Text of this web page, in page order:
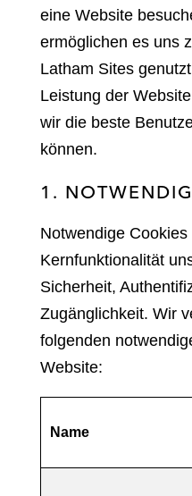
eine Website
ermöglichen es uns
Latham Sites
Leistung der
wir die beste
können.
1.
Notwendige
Kernfunktionalität
Sicherheit,
Zugänglichkeit. Wir
folgenden
Website:
Name